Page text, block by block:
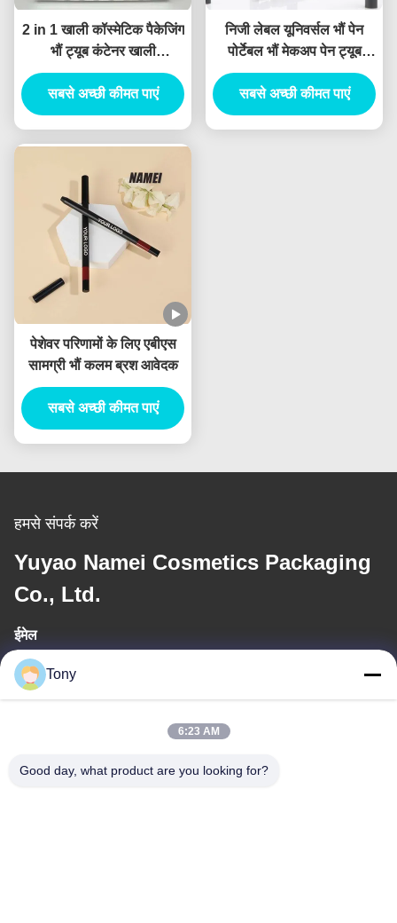
2 in 1 खाली कॉस्मेटिक पैकेजिंग
भौं ट्यूब कंटेनर खाली
Eyeliner ट्यूब कंटेनर
सबसे अच्छी कीमत पाएं
निजी लेबल यूनिवर्सल भौं पेन
पोर्टेबल भौं मेकअप पेन ट्यूब
डबल-एंडेड भौं पेंसिल कस्टम भौं
पेन कंटेनर
सबसे अच्छी कीमत पाएं
पेशेवर परिणामों के लिए एबीएस
सामग्री भौं कलम ब्रश आवेदक
सबसे अच्छी कीमत पाएं
हमसे संपर्क करें
Yuyao Namei Cosmetics Packaging
Co., Ltd.
ईमेल
tony@chinacosmeticpackaging.com
हमारा पता
Tony
6:23 AM
Good day, what product are you looking for?